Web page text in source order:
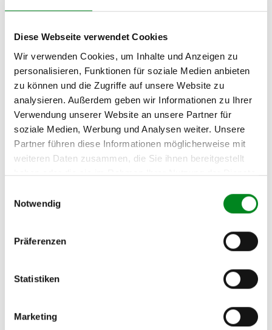
Diese Webseite verwendet Cookies
Wir verwenden Cookies, um Inhalte und Anzeigen zu
personalisieren, Funktionen für soziale Medien anbieten
zu können und die Zugriffe auf unsere Website zu
analysieren. Außerdem geben wir Informationen zu Ihrer
Verwendung unserer Website an unsere Partner für
soziale Medien, Werbung und Analysen weiter. Unsere
Partner führen diese Informationen möglicherweise mit
weiteren Daten zusammen, die Sie ihnen bereitgestellt
haben oder die sie im Rahmen Ihrer Nutzung der Dienste
Notwendig
Präferenzen
Statistiken
Marketing
(8TA) 2.7 TDI
Zyl.
Zur exakten Fahrzeug-Identifizierung können Sie auch unseren
Chat
Wir benötigen folgende Fahrzeugdaten:Schlüsselnummerzu 2
(2.1) und zu 3 (2.2) oderFahrgestellnummer
Passendes Fahrzeug nicht dabei?
Fahrzeug-Suche für AT-Turbolader»
Hersteller/EU Verantwortliche
Hersteller
Adresse:
E-Mail: